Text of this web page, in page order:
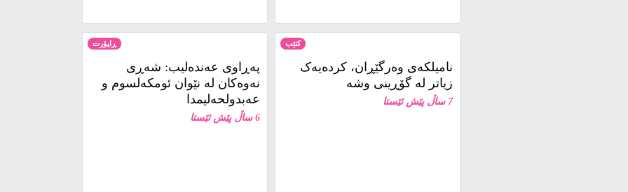
ڕاپۆرت
پەڕاوی عەندەلیب: شەڕی
نەوەکان لە نێوان ئومکەلسوم و
عەبدولحەلیمدا
6 ساڵ پێش ئێستا
کتێب
نامیلكه‌ی وەرگێڕان، کردەیەک
زیاتر لە گۆڕینی وشە
7 ساڵ پێش ئێستا